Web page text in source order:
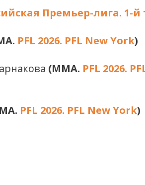
Премьер-лига. 1-й
PFL 2026. PFL New York)
(ММА. PFL 2026.
PFL 2026. PFL New York)